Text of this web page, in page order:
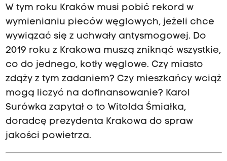
W tym roku Kraków musi pobić rekord w
wymienianiu pieców węglowych, jeżeli chce
wywiązać się z uchwały antysmogowej. Do
2019 roku z Krakowa muszą zniknąć wszystkie,
co do jednego, kotły węglowe. Czy miasto
zdąży z tym zadaniem? Czy mieszkańcy wciąż
mogą liczyć na dofinansowanie? Karol
Surówka zapytał o to Witolda Śmiałka,
doradcę prezydenta Krakowa do spraw
jakości powietrza.